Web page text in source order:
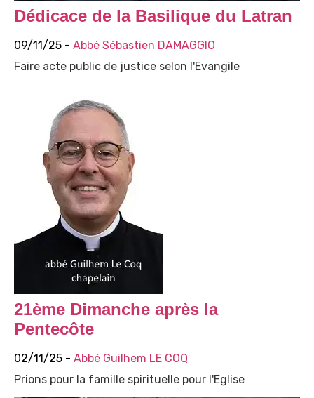
Dédicace de la Basilique du Latran
09/11/25 - Abbé Sébastien DAMAGGIO
Faire acte public de justice selon l'Evangile
21ème Dimanche après la
Pentecôte
02/11/25 - Abbé Guilhem LE COQ
Prions pour la famille spirituelle pour l'Eglise